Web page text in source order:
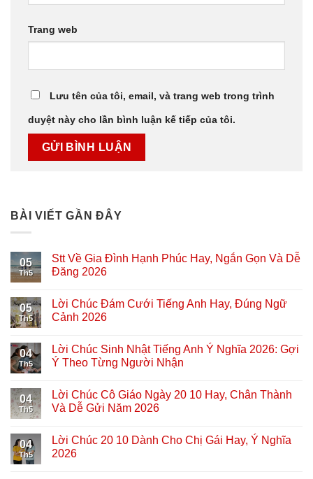
Trang web
Lưu tên của tôi, email, và trang web trong trình
duyệt này cho lần bình luận kế tiếp của tôi.
BÀI VIẾT GẦN ĐÂY
05
Th5
Stt Về Gia Đình Hạnh Phúc Hay, Ngắn Gọn Và Dễ
Đăng 2026
05
Th5
Lời Chúc Đám Cưới Tiếng Anh Hay, Đúng Ngữ
Cảnh 2026
04
Th5
Lời Chúc Sinh Nhật Tiếng Anh Ý Nghĩa 2026: Gợi
Ý Theo Từng Người Nhận
04
Th5
Lời Chúc Cô Giáo Ngày 20 10 Hay, Chân Thành
Và Dễ Gửi Năm 2026
04
Th5
Lời Chúc 20 10 Dành Cho Chị Gái Hay, Ý Nghĩa
2026